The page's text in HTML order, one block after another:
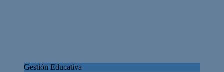
Gestión Educativa